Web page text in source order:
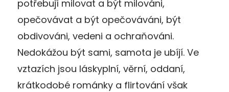
potřebují milovat a být milováni,
opečovávat a být opečováváni, být
obdivováni, vedeni a ochraňováni.
Nedokážou být sami, samota je ubíjí. Ve
vztazích jsou láskyplní, věrní, oddaní,
krátkodobé románky a flirtování však